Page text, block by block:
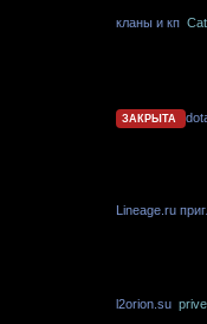
кланы и кп
ЗАКРЫТА
Lineage.ru
l2orion.su